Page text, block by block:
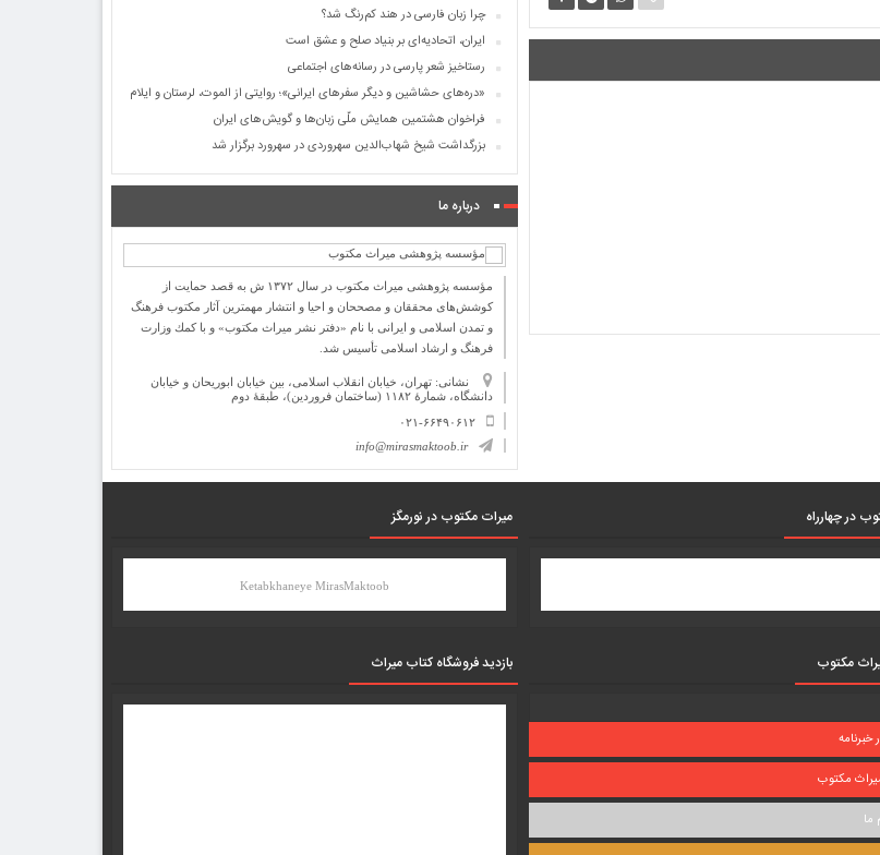
چرا زبان فارسی در هند کم‌رنگ شد؟
ایران، اتحادیه‌ای بر بنیاد صلح و عشق است
رستاخیز شعر پارسی در رسانه‌های اجتماعی
«دره‌های حشاشین و دیگر سفرهای ایرانی»؛ روایتی از الموت، لرستان و ایلام
فراخوان هشتمین همایش ملّی زبان‌ها و گویش‌های ایران
بزرگداشت شیخ شهاب‌الدین سهروردی در سهرورد برگزار شد
درباره ما
مؤسسه پژوهشی میراث مكتوب در سال ۱۳۷۲ ش به قصد حمایت از
كوشش‌های محققان و مصححان و احیا و انتشار مهمترین آثار مكتوب فرهنگ
و تمدن اسلامی و ایرانی با نام «دفتر نشر میراث مكتوب» و با كمك وزارت
فرهنگ و ارشاد اسلامی تأسیس شد.
نشانی: تهران، خیابان انقلاب اسلامی، بین خیابان ابوریحان و خیابان
دانشگاه، شمارۀ ۱۱۸۲ (ساختمان فروردین)، طبقۀ دوم
۰۲۱-۶۶۴۹۰۶۱۲
info@mirasmaktoob.ir
در چهارراه
مکتوب
میراث مکتوب
ما
میرات مکتوب در نورمگز
Ketabkhaneye MirasMaktoob
بازدید فروشگاه کتاب میراث